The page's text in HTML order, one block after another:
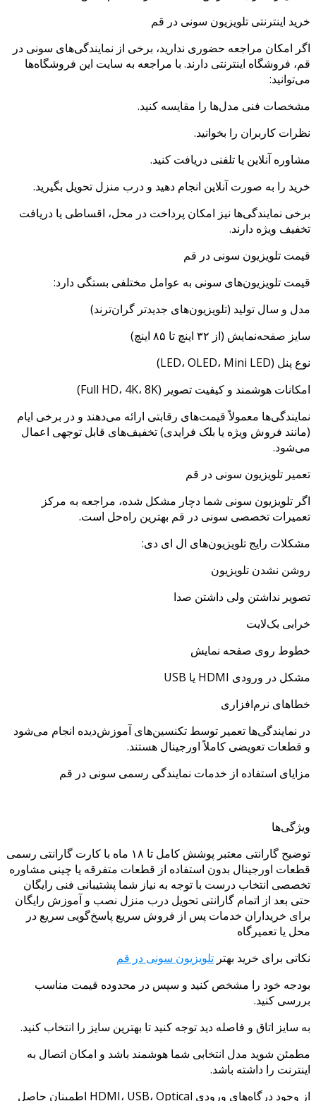
خرید اینترنتی تلویزیون سونی در قم
اگر امکان مراجعه حضوری ندارید، برخی از نمایندگی‌های سونی در
قم، فروشگاه اینترنتی دارند. با مراجعه به سایت این فروشگاه‌ها
می‌توانید:
مشخصات فنی مدل‌ها را مقایسه کنید.
نظرات کاربران را بخوانید.
مشاوره آنلاین یا تلفنی دریافت کنید.
خرید را به صورت آنلاین انجام دهید و درب منزل تحویل بگیرید.
برخی نمایندگی‌ها نیز امکان پرداخت در محل، اقساطی یا دریافت
تخفیف ویژه دارند.
قیمت تلویزیون سونی در قم
قیمت تلویزیون‌های سونی به عوامل مختلفی بستگی دارد:
مدل و سال تولید (تلویزیون‌های جدیدتر گران‌ترند)
سایز صفحه‌نمایش (از ۳۲ اینچ تا ۸۵ اینچ)
نوع پنل (LED، OLED، Mini LED)
امکانات هوشمند و کیفیت تصویر (Full HD، 4K، 8K)
نمایندگی‌ها معمولاً قیمت‌های رقابتی ارائه می‌دهند و در برخی ایام
(مانند فروش ویژه یا بلک فرایدی) تخفیف‌های قابل توجهی اعمال
می‌شود.
تعمیر تلویزیون سونی در قم
اگر تلویزیون سونی شما دچار مشکل شده، مراجعه به مرکز
تعمیرات تخصصی سونی در قم بهترین راه‌حل است.
مشکلات رایج تلویزیون‌های ال ای دی:
روشن نشدن تلویزیون
تصویر نداشتن ولی داشتن صدا
خرابی بک‌لایت
خطوط روی صفحه نمایش
مشکل در ورودی HDMI یا USB
خطاهای نرم‌افزاری
در نمایندگی‌ها تعمیر توسط تکنسین‌های آموزش‌دیده انجام می‌شود
و قطعات تعویضی کاملاً اورجینال هستند.
مزایای استفاده از خدمات نمایندگی رسمی سونی در قم
ویژگی‌ها
توضیح گارانتی معتبر پوشش کامل تا ۱۸ ماه با کارت گارانتی رسمی
قطعات اورجینال بدون استفاده از قطعات متفرقه یا چینی مشاوره
تخصصی انتخاب درست با توجه به نیاز شما پشتیبانی فنی رایگان
حتی بعد از اتمام گارانتی تحویل درب منزل نصب و آموزش رایگان
برای خریداران خدمات پس از فروش سریع پاسخ‌گویی سریع در
محل یا تعمیرگاه
نکاتی برای خرید بهتر تلویزیون سونی در قم
بودجه خود را مشخص کنید و سپس در محدوده قیمت مناسب
بررسی کنید.
به سایز اتاق و فاصله دید توجه کنید تا بهترین سایز را انتخاب کنید.
مطمئن شوید مدل انتخابی شما هوشمند باشد و امکان اتصال به
اینترنت را داشته باشد.
از وجود درگاه‌های ورودی HDMI، USB، Optical اطمینان حاصل